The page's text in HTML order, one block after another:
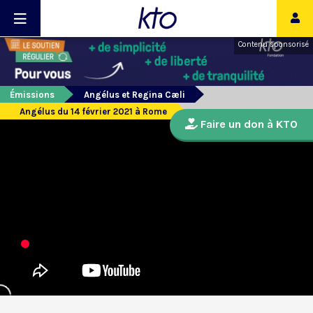
Contenu sponsorisé
Émissions
Angélus et Regina Cæli
Angélus du 14 février 2021 à Rome
Faire un don à KTO